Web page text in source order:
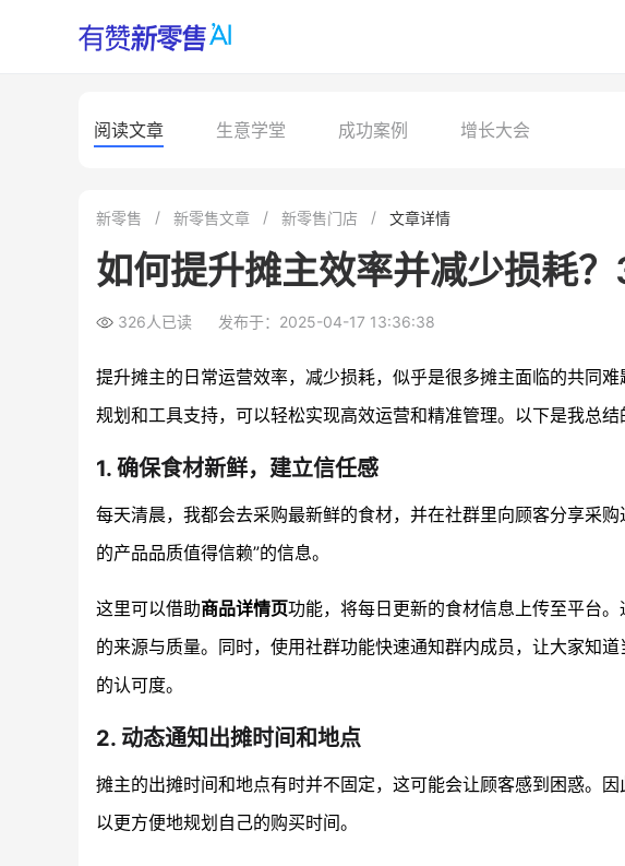
阅读文章 生意学堂 成功案例 增长大会
新零售 新零售文章 新零售门店 文章详情
如何提升摊主效率并减少损耗
326人已读 发布于：2025-04-17 13:36:38
提升摊主的日常运营效率，减少损耗，似乎是很多摊主面临的共同
规划和工具支持，可以轻松实现高效运营和精准管理。以下是我总
1. 确保食材新鲜，建立信任感
每天清晨，我都会去采购最新鲜的食材，并在社群里向顾客分享采
的产品品质值得信赖”的信息。
这里可以借助商品详情页功能，将每日更新的食材信息上传至平台
的来源与质量。同时，使用社群功能快速通知群内成员，让大家知
的认可度。
2. 动态通知出摊时间和地点
摊主的出摊时间和地点有时并不固定，这可能会让顾客感到困惑。
以更方便地规划自己的购买时间。